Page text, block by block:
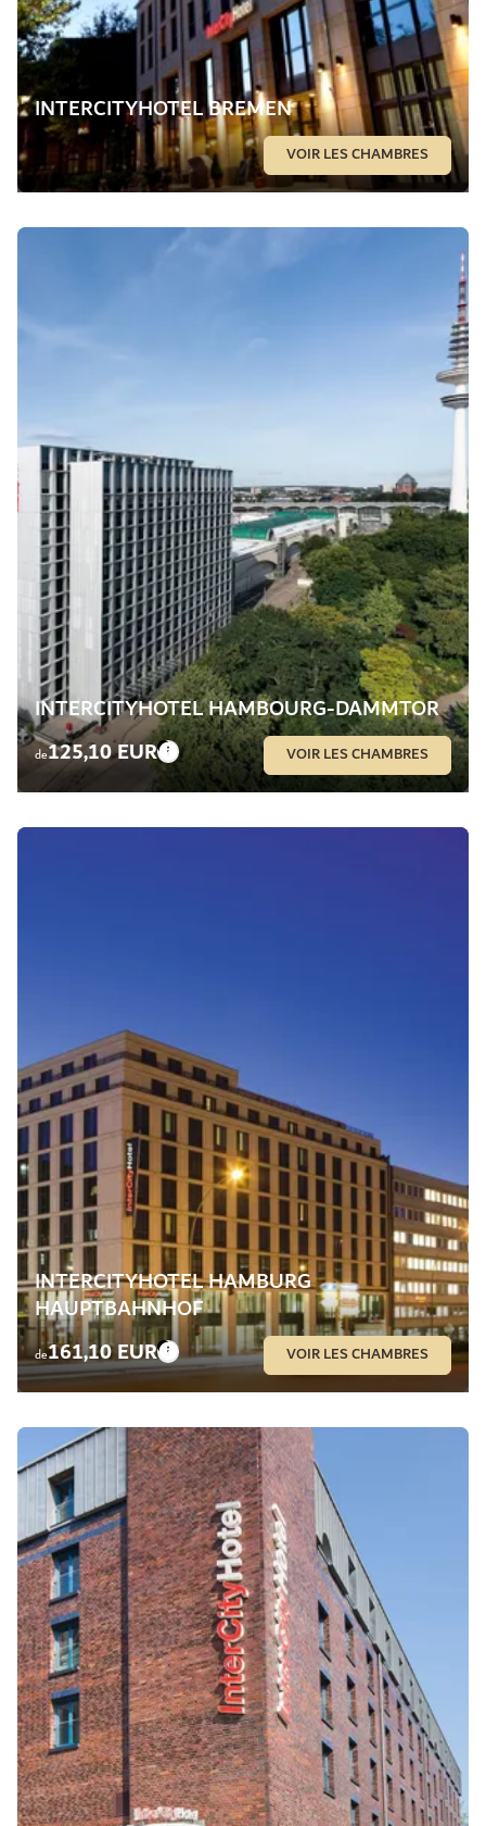
INTERCITYHOTEL BREMEN
VOIR LES CHAMBRES
INTERCITYHOTEL HAMBOURG-DAMMTOR
de125,10 EUR VOIR LES CHAMBRES
INTERCITYHOTEL HAMBURG
HAUPTBAHNHOF
de161,10 EUR VOIR LES CHAMBRES